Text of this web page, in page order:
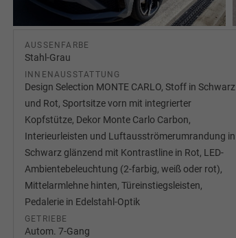
AUSSENFARBE
Stahl-Grau
INNENAUSSTATTUNG
Design Selection MONTE CARLO, Stoff in Schwarz
und Rot, Sportsitze vorn mit integrierter
Kopfstütze, Dekor Monte Carlo Carbon,
Interieurleisten und Luftausströmerumrandung in
Schwarz glänzend mit Kontrastline in Rot, LED-
Ambientebeleuchtung (2-farbig, weiß oder rot),
Mittelarmlehne hinten, Türeinstiegsleisten,
Pedalerie in Edelstahl-Optik
GETRIEBE
Autom. 7-Gang